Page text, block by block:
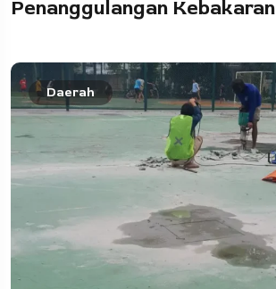
Penanggulangan Kebakaran
Daerah